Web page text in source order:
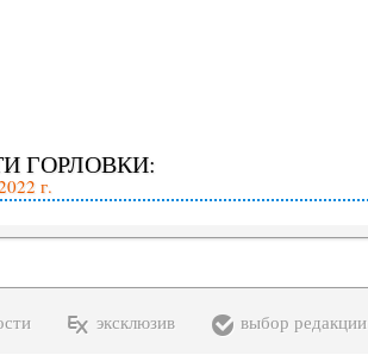
ГОРЛОВКИ:
г.
эксклюзив выбор редакции